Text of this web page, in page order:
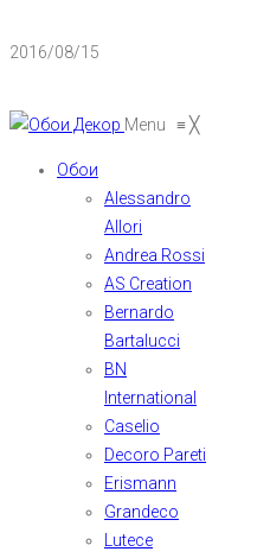
2016/08/15
Menu ≡╳
Обои
Alessandro
Allori
Andrea Rossi
AS Creation
Bernardo
Bartalucci
BN
International
Caselio
Decoro Pareti
Erismann
Grandeco
Lutece